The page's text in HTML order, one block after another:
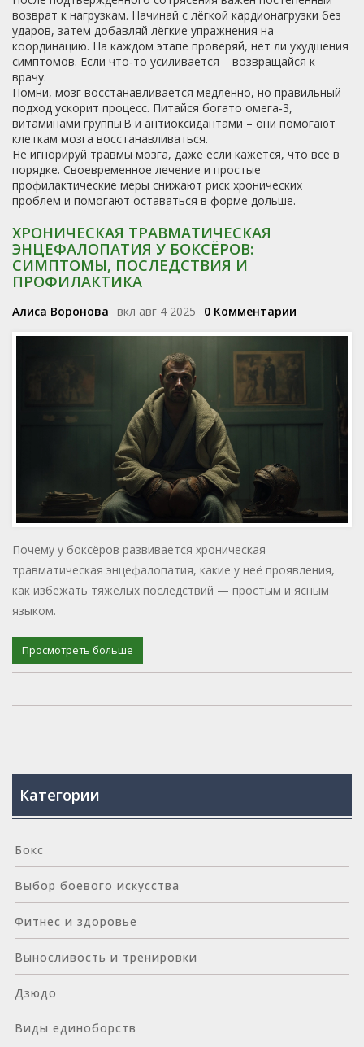
возврат к нагрузкам. Начинай с лёгкой кардионагрузки без
ударов, затем добавляй лёгкие упражнения на
координацию. На каждом этапе проверяй, нет ли ухудшения
симптомов. Если что‑то усиливается – возвращайся к
врачу.
Помни, мозг восстанавливается медленно, но правильный
подход ускорит процесс. Питайся богато омега‑3,
витаминами группы B и антиоксидантами – они помогают
клеткам мозга восстанавливаться.
Не игнорируй травмы мозга, даже если кажется, что всё в
порядке. Своевременное лечение и простые
профилактические меры снижают риск хронических
проблем и помогают оставаться в форме дольше.
ХРОНИЧЕСКАЯ ТРАВМАТИЧЕСКАЯ
ЭНЦЕФАЛОПАТИЯ У БОКСЁРОВ:
СИМПТОМЫ, ПОСЛЕДСТВИЯ И
ПРОФИЛАКТИКА
Алиса Воронова вкл авг 4 2025 0 Комментарии
Почему у боксёров развивается хроническая
травматическая энцефалопатия, какие у неё проявления,
как избежать тяжёлых последствий — простым и ясным
языком.
Просмотреть больше
Категории
Бокс
Выбор боевого искусства
Фитнес и здоровье
Выносливость и тренировки
Дзюдо
Виды единоборств